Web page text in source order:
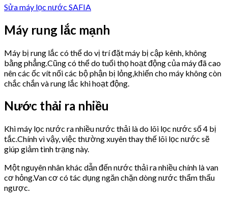
Sửa máy lọc nước SAFIA
Máy rung lắc mạnh
Máy bị rung lắc có thể do vị trí đặt máy bị cập kênh, không
bằng phẳng.Cũng có thể do tuổi thọ hoạt động của máy đã cao
nên các ốc vít nối các bộ phận bị lỏng,khiến cho máy không còn
chắc chắn và rung lắc khi hoạt động.
Nước thải ra nhiều
Khi máy lọc nước ra nhiều nước thải là do lõi lọc nước số 4 bị
tắc.Chính vì vậy, việc thường xuyên thay thế lõi lọc nước sẽ
giúp giảm tình trạng này.
Một nguyên nhân khác dẫn đến nước thải ra nhiều chính là van
cơ hỏng.Van cơ có tác dụng ngăn chặn dòng nước thẩm thấu
ngược.